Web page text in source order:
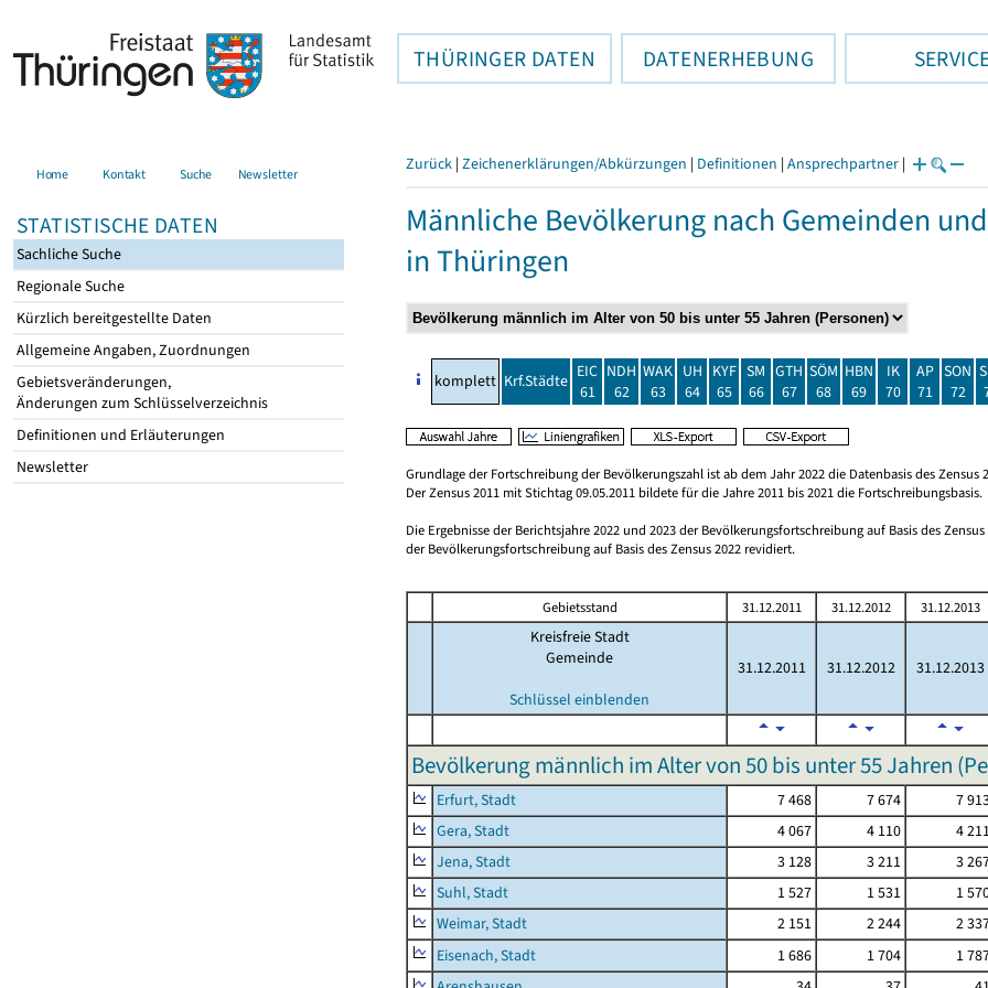
THÜRINGER DATEN DATENERHEBUNG
Home Kontakt Suche Newsletter
STATISTISCHE DATEN
Sachliche Suche
Regionale Suche
Kürzlich bereitgestellte Daten
Allgemeine Angaben, Zuordnungen
Gebietsveränderungen,
Änderungen zum Schlüsselverzeichnis
Definitionen und Erläuterungen
Newsletter
Zurück | Zeichenerklärungen/Abkürzungen | Definitionen | Ansprechpartner |
Männliche Bevölkerung nach Gemeinden
in Thüringen
komplett Krf.Städte EIC
61
NDH
62
WAK
63
UH
64
KYF
65
SM
66
GTH
67
SÖM
68
HBN
69
IK
70
AP
71
SON
72
Grundlage der Fortschreibung der Bevölkerungszahl ist ab dem Jahr 2022 die Datenbasis des Zensus
Der Zensus 2011 mit Stichtag 09.05.2011 bildete für die Jahre 2011 bis 2021 die Fortschreibungsbasis.
Die Ergebnisse der Berichtsjahre 2022 und 2023 der Bevölkerungsfortschreibung auf Basis des
der Bevölkerungsfortschreibung auf Basis des Zensus 2022 revidiert.
Gebietsstand 31.12.2011 31.12.2012 31.12.2013
Kreisfreie Stadt
Gemeinde
Schlüssel einblenden
31.12.2011 31.12.2012 31.12.2013
Bevölkerung männlich im Alter von 50 bis unter 55 Jahren
Erfurt, Stadt 7 468 7 674
7
Gera, Stadt
4 067 4 110
4
Jena, Stadt
3 128 3 211
3
Suhl, Stadt
1 527 1 531
1
Weimar, Stadt
2 151 2 244
2
Eisenach, Stadt
1 686 1 704
1